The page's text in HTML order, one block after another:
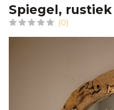
Spiegel, rustiek
(0)